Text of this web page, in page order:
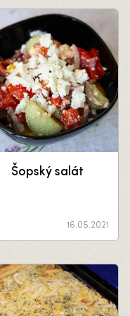
Šopský salát
16.05.2021